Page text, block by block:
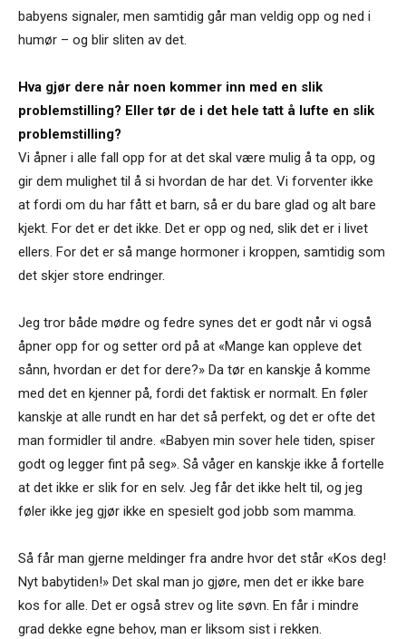
babyens signaler, men samtidig går man veldig opp og ned i
humør – og blir sliten av det.
Hva gjør dere når noen kommer inn med en slik
problemstilling? Eller tør de i det hele tatt å lufte en slik
problemstilling?
Vi åpner i alle fall opp for at det skal være mulig å ta opp, og
gir dem mulighet til å si hvordan de har det. Vi forventer ikke
at fordi om du har fått et barn, så er du bare glad og alt bare
kjekt. For det er det ikke. Det er opp og ned, slik det er i livet
ellers. For det er så mange hormoner i kroppen, samtidig som
det skjer store endringer.
Jeg tror både mødre og fedre synes det er godt når vi også
åpner opp for og setter ord på at «Mange kan oppleve det
sånn, hvordan er det for dere?» Da tør en kanskje å komme
med det en kjenner på, fordi det faktisk er normalt. En føler
kanskje at alle rundt en har det så perfekt, og det er ofte det
man formidler til andre. «Babyen min sover hele tiden, spiser
godt og legger fint på seg». Så våger en kanskje ikke å fortelle
at det ikke er slik for en selv. Jeg får det ikke helt til, og jeg
føler ikke jeg gjør ikke en spesielt god jobb som mamma.
Så får man gjerne meldinger fra andre hvor det står «Kos deg!
Nyt babytiden!» Det skal man jo gjøre, men det er ikke bare
kos for alle. Det er også strev og lite søvn. En får i mindre
grad dekke egne behov, man er liksom sist i rekken.